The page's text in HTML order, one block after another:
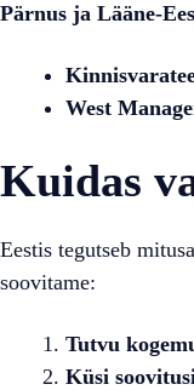
Pärnus ja Lääne-
West
Kuidas
Eestis tegutseb
soovitame:
Tutvu
Küsi